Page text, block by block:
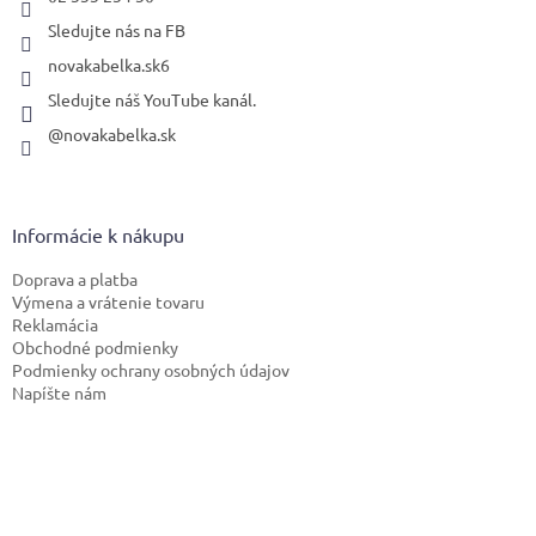
Sledujte nás na FB
novakabelka.sk6
Sledujte náš YouTube kanál.
@novakabelka.sk
Informácie k nákupu
Doprava a platba
Výmena a vrátenie tovaru
Reklamácia
Obchodné podmienky
Podmienky ochrany osobných údajov
Napíšte nám